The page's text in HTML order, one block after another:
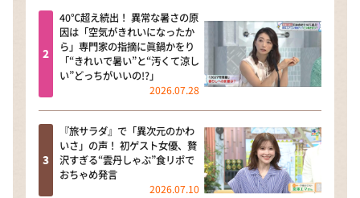
40℃超え続出！ 異常な暑さの原
因は「空気がきれいになったか
ら」専門家の指摘に眞鍋かをり
「“きれいで暑い”と“汚くて涼し
い”どっちがいいの!?」
2026.07.28
『旅サラダ』で「異次元のかわ
いさ」の声！ 初ゲスト女優、贅
沢すぎる“雲丹しゃぶ”食リポで
おちゃめ発言
2026.07.10